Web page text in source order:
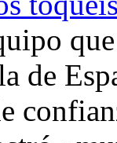
de